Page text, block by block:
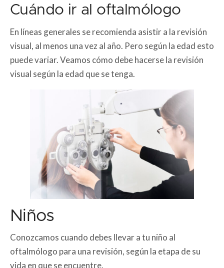
Cuándo ir al oftalmólogo
En líneas generales se recomienda asistir a la revisión
visual, al menos una vez al año. Pero según la edad esto
puede variar. Veamos cómo debe hacerse la revisión
visual según la edad que se tenga.
Niños
Conozcamos cuando debes llevar a tu niño al
oftalmólogo para una revisión, según la etapa de su
vida en que se encuentre.